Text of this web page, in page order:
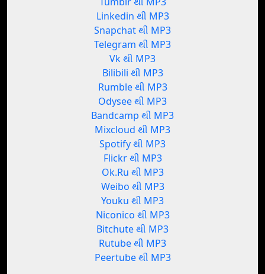
Linkedin થી MP3
Snapchat થી MP3
Telegram થી MP3
Vk થી MP3
Bilibili થી MP3
Rumble થી MP3
Odysee થી MP3
Bandcamp થી MP3
Mixcloud થી MP3
Spotify થી MP3
Flickr થી MP3
Ok.Ru થી MP3
Weibo થી MP3
Youku થી MP3
Niconico થી MP3
Bitchute થી MP3
Rutube થી MP3
Peertube થી MP3